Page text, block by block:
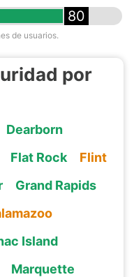
80
de usuarios.
por
Dearborn
Flat Rock
Flint
Grand Rapids
Island
Marquette